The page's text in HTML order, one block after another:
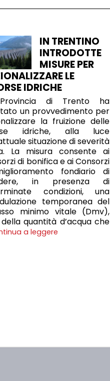
IN TRENTINO
INTRODOTTE
MISURE PER
LE
IDRICHE
di Trento ha
un provvedimento per
la fruizione delle
idriche, alla luce
situazione di severità
La misura consente ai
di bonifica e ai Consorzi
fondiario di
in presenza di
condizioni, una
temporanea del
minimo vitale (Dmv),
quantità d’acqua che
a leggere